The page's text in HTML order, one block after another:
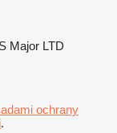
Major LTD
ochrany
.